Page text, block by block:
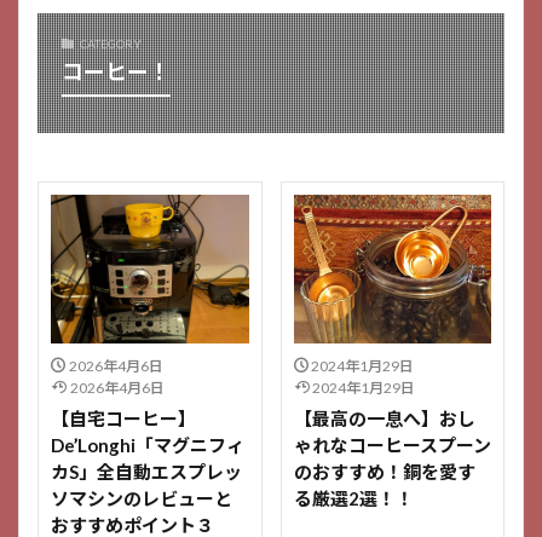
CATEGORY
コーヒー！
2026年4月6日
2026年4月6日
【自宅コーヒー】
De’Longhi「マグニフィ
カS」全自動エスプレッ
ソマシンのレビューと
おすすめポイント３
2024年1月29日
2024年1月29日
【最高の一息へ】おし
ゃれなコーヒースプーン
のおすすめ！銅を愛す
る厳選2選！！